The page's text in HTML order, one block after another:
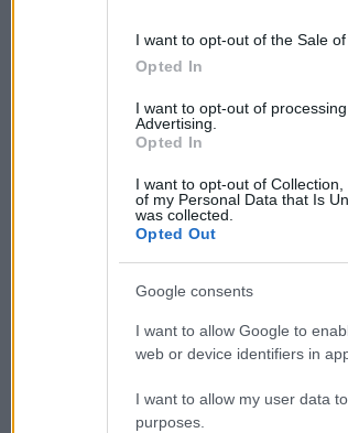
I want to opt-out of the Sale
Opted In
I want to opt-out of
Advertising.
Opted In
I want to opt-out of
of my Personal Data that Is
was collected.
Opted Out
Google consents
I want to allow Google to
web or device identifiers in
I want to allow my user data
purposes.